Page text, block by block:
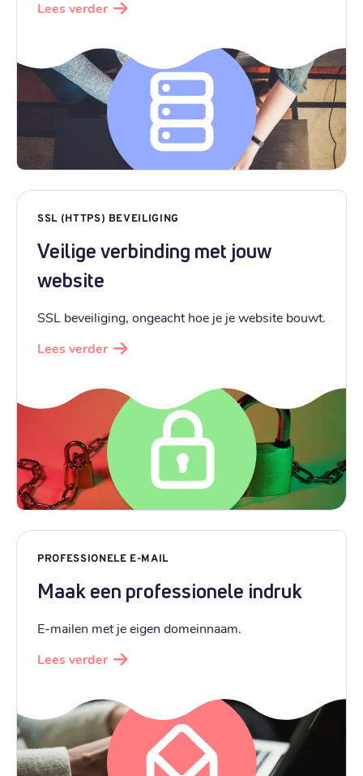
Lees verder
SSL (HTTPS) BEVEILIGING
Veilige verbinding met jouw
website
SSL beveiliging, ongeacht hoe je je website bouwt.
Lees verder
PROFESSIONELE E-MAIL
Maak een professionele indruk
E-mailen met je eigen domeinnaam.
Lees verder